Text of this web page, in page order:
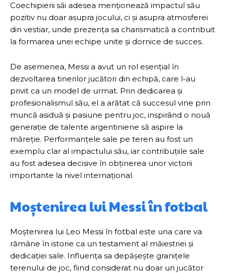
Coechipierii săi adesea menționează impactul său
pozitiv nu doar asupra jocului, ci și asupra atmosferei
din vestiar, unde prezența sa charismatică a contribuit
la formarea unei echipe unite și dornice de succes.
De asemenea, Messi a avut un rol esențial în
dezvoltarea tinerilor jucători din echipă, care l-au
privit ca un model de urmat. Prin dedicarea și
profesionalismul său, el a arătat că succesul vine prin
muncă asiduă și pasiune pentru joc, inspirând o nouă
generație de talente argentiniene să aspire la
măreție. Performanțele sale pe teren au fost un
exemplu clar al impactului său, iar contribuțiile sale
au fost adesea decisive în obținerea unor victorii
importante la nivel internațional.
Moștenirea lui Messi în fotbal
Moștenirea lui Leo Messi în fotbal este una care va
rămâne în istorie ca un testament al măiestriei și
dedicației sale. Influența sa depășește granițele
terenului de joc, fiind considerat nu doar un jucător